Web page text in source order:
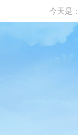
今天是：